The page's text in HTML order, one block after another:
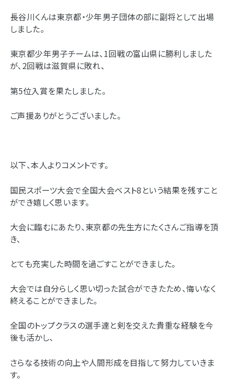
長谷川くんは東京都・少年男子団体の部に副将として出場
しました。
東京都少年男子チームは、1回戦の富山県に勝利しました
が、2回戦は滋賀県に敗れ、
第5位入賞を果たしました。
ご声援ありがとうございました。
以下、本人よりコメントです。
国民スポーツ大会で全国大会ベスト8という結果を残すこと
ができ嬉しく思います。
大会に臨むにあたり、東京都の先生方にたくさんご指導を頂
き、
とても充実した時間を過ごすことができました。
大会では自分らしく思い切った試合ができたため、悔いなく
終えることができました。
全国のトップクラスの選手達と剣を交えた貴重な経験を今
後も活かし、
さらなる技術の向上や人間形成を目指して努力していきま
す。